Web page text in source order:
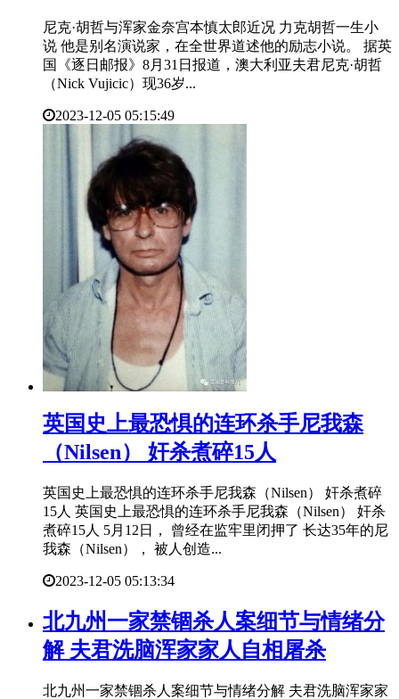
尼克·胡哲与浑家金奈宫本慎太郎近况 力克胡哲一生小
说 他是别名演说家，在全世界道述他的励志小说。 据英
国《逐日邮报》8月31日报道，澳大利亚夫君尼克·胡哲
（Nick Vujicic）现36岁...
2023-12-05 05:15:49
​英国史上最恐惧的连环杀手尼我森
（Nilsen） 奸杀煮碎15人
英国史上最恐惧的连环杀手尼我森（Nilsen） 奸杀煮碎
15人 英国史上最恐惧的连环杀手尼我森（Nilsen） 奸杀
煮碎15人 5月12日， 曾经在监牢里闭押了 长达35年的尼
我森（Nilsen）， 被人创造...
2023-12-05 05:13:34
​北九州一家禁锢杀人案细节与情绪分
解 夫君洗脑浑家家人自相屠杀
北九州一家禁锢杀人案细节与情绪分解 夫君洗脑浑家家